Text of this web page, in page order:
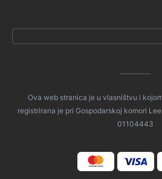
Ova web stranica je u vlasništvu i
registrirana je pri Gospodarskoj komori
01104443